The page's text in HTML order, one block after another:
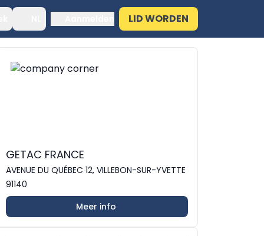
LID WORDEN
GETAC FRANCE
AVENUE DU QUÉBEC 12, VILLEBON-SUR-YVETTE
91140
Meer info